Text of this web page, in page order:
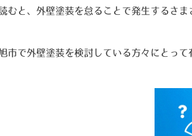
むと、外壁塗装を怠ることで発生するさ
市で外壁塗装を検討している方々にとっ